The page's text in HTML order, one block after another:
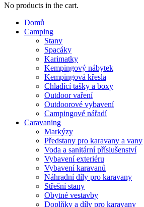
No products in the cart.
Domů
Camping
Stany
Spacáky
Karimatky
Kempingový nábytek
Kempingová křesla
Chladící tašky a boxy
Outdoor vaření
Outdoorové vybavení
Campingové nářadí
Caravaning
Markýzy
Předstany pro karavany a vany
Voda a sanitární příslušenství
Vybavení exteriéru
Vybavení karavanů
Náhradní díly pro karavany
Střešní stany
Obytné vestavby
Doplňky a díly pro karavany